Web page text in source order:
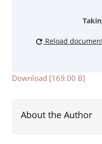
Reload
Download [169.00 B]
About the Author